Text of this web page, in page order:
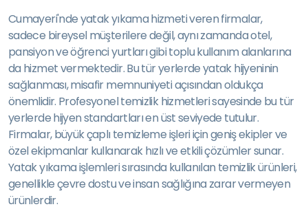
Cumayeri'nde yatak yıkama hizmeti veren firmalar,
sadece bireysel müşterilere değil, aynı zamanda otel,
pansiyon ve öğrenci yurtları gibi toplu kullanım alanlarına
da hizmet vermektedir. Bu tür yerlerde yatak hijyeninin
sağlanması, misafir memnuniyeti açısından oldukça
önemlidir. Profesyonel temizlik hizmetleri sayesinde bu tür
yerlerde hijyen standartları en üst seviyede tutulur.
Firmalar, büyük çaplı temizleme işleri için geniş ekipler ve
özel ekipmanlar kullanarak hızlı ve etkili çözümler sunar.
Yatak yıkama işlemleri sırasında kullanılan temizlik ürünleri,
genellikle çevre dostu ve insan sağlığına zarar vermeyen
ürünlerdir.